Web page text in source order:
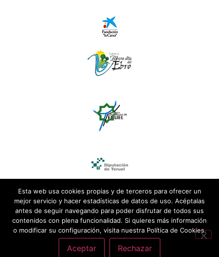
Esta web usa cookies propias y de terceros para ofrecer un
mejor servicio y hacer estadísticas de datos de uso. Acéptalas
antes de seguir navegando para poder disfrutar de todos sus
contenidos con plena funcionalidad. Si quieres más información
o modificar su configuración, visita nuestra Política de Cookies.
Aceptar Rechazar